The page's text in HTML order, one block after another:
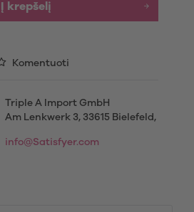
Į krepšelį
Komentuoti
Triple A Import GmbH
Am Lenkwerk 3, 33615 Bielefeld,
info@Satisfyer.com